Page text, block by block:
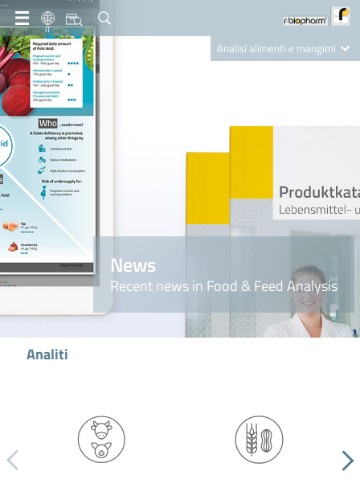
IT
Analisi alimenti e mangimi
Nutrition Care
News
Recent news in Food & Feed Analysis
Analiti